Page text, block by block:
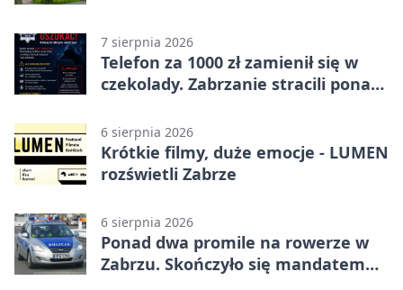
7 sierpnia 2026
Telefon za 1000 zł zamienił się w
czekolady. Zabrzanie stracili ponad
6 sierpnia 2026
Krótkie filmy, duże emocje - LUMEN
rozświetli Zabrze
6 sierpnia 2026
Ponad dwa promile na rowerze w
Zabrzu. Skończyło się mandatem